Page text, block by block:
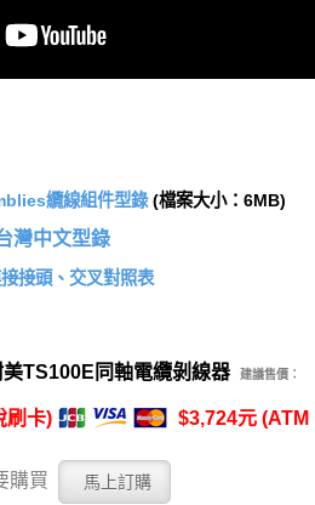
纜線組件型錄(檔案大小：6MB)
灣中文型錄
接頭、交叉對照表
TS100E同軸電纜剝線器
建議售價：
刷卡)
$3,724元 (ATM
購買